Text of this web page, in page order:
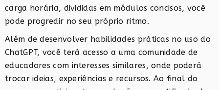
carga horária, divididas em módulos concisos, você
pode progredir no seu próprio ritmo.
Além de desenvolver habilidades práticas no uso do
ChatGPT, você terá acesso a uma comunidade de
educadores com interesses similares, onde poderá
trocar ideias, experiências e recursos. Ao final do